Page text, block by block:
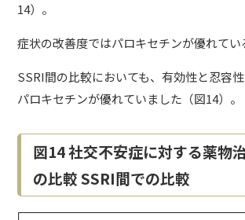
14）。
症状の改善度ではパロキセチンが優れてい
SSRI間の比較においても、有効性と忍容性
パロキセチンが優れていました（図14）。
図14 社交不安症に対する薬物
の比較 SSRI間での比較